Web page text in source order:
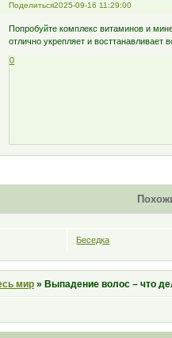
Поделиться2025-09-16 11:29:00
Попробуйте комплекс витаминов и
отлично укрепляет и восттанавливает
0
Беседка
мир » Выпадение волос – что